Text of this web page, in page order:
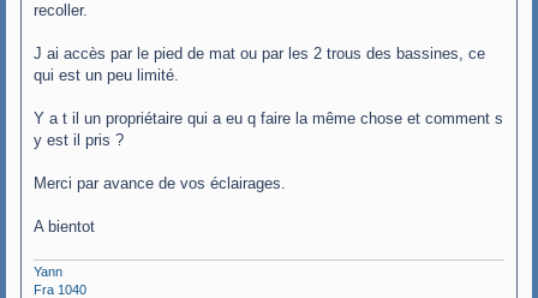
recoller.
J ai accès par le pied de mat ou par les 2 trous des bassines, ce
qui est un peu limité.
Y a t il un propriétaire qui a eu q faire la même chose et comment s
y est il pris ?
Merci par avance de vos éclairages.
A bientot
Yann
Fra 1040